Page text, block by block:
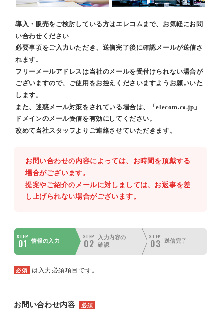
導入・販売をご検討している方はエレコムまで、お気軽にお問
い合わせください
必要事項をご入力いただき、送信完了後に確認メールが送信さ
れます。
フリーメールアドレスは当社のメールを受付けられない場合が
ございますので、ご使用をお控えくださいますようお願いいた
します。
また、迷惑メール対策をされている場合は、「elecom.co.jp」
ドメインのメール受信を有効にしてください。
改めて当社スタッフよりご連絡させていただきます。
お問い合わせの内容によっては、お時間を頂戴する
場合がございます。
提案やご紹介のメールに対しましては、お返事を差
し上げられない場合がございます。
STEP
01 情報の入力
STEP
02
入力内容の
確認
STEP
03 送信完了
必須 は入力必須項目です。
お問い合わせ内容 必須